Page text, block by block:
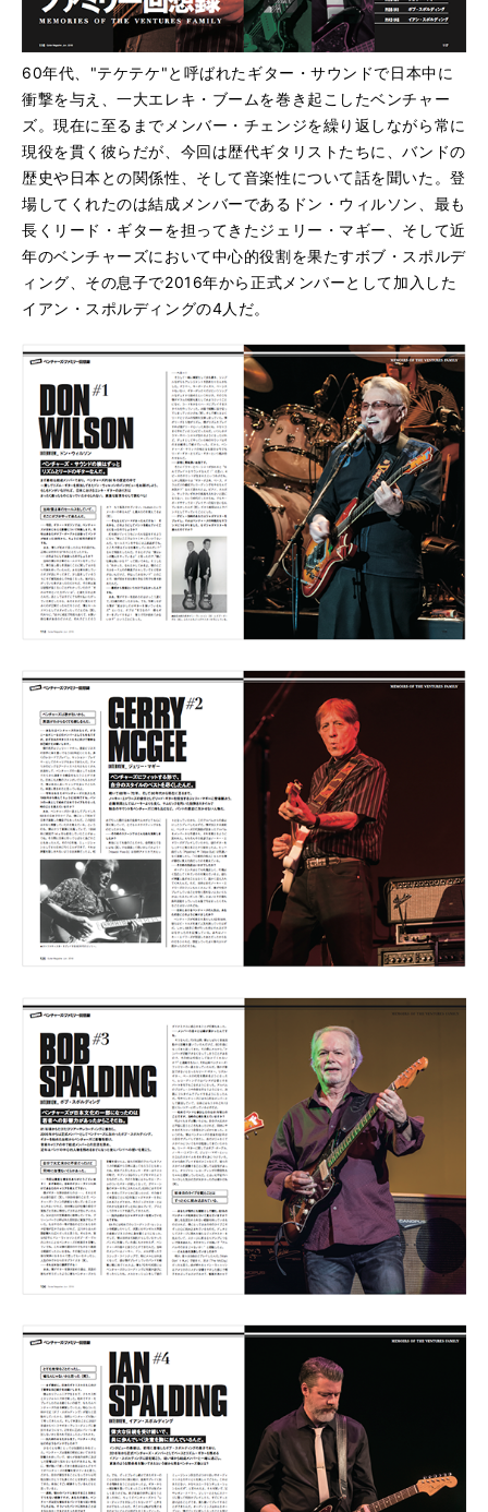
60年代、"テケテケ"と呼ばれたギター・サウンドで日本中に
衝撃を与え、一大エレキ・ブームを巻き起こしたベンチャー
ズ。現在に至るまでメンバー・チェンジを繰り返しながら常に
現役を貫く彼らだが、今回は歴代ギタリストたちに、バンドの
歴史や日本との関係性、そして音楽性について話を聞いた。登
場してくれたのは結成メンバーであるドン・ウィルソン、最も
長くリード・ギターを担ってきたジェリー・マギー、そして近
年のベンチャーズにおいて中心的役割を果たすボブ・スポルデ
ィング、その息子で2016年から正式メンバーとして加入した
イアン・スポルディングの4人だ。